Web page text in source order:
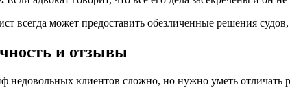
всегда может предоставить обезличенные решения
и отзывы
недовольных клиентов сложно, но нужно уметь отличать